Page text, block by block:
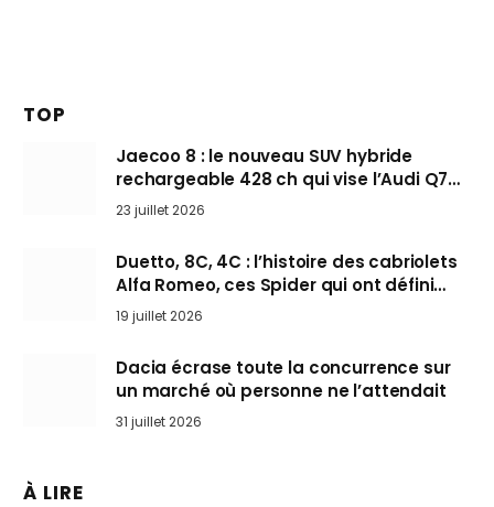
TOP
Jaecoo 8 : le nouveau SUV hybride
rechargeable 428 ch qui vise l’Audi Q7
arrive en Europe cet automne
23 juillet 2026
Duetto, 8C, 4C : l’histoire des cabriolets
Alfa Romeo, ces Spider qui ont défini
l’art de rouler cheveux au vent
19 juillet 2026
Dacia écrase toute la concurrence sur
un marché où personne ne l’attendait
31 juillet 2026
À LIRE